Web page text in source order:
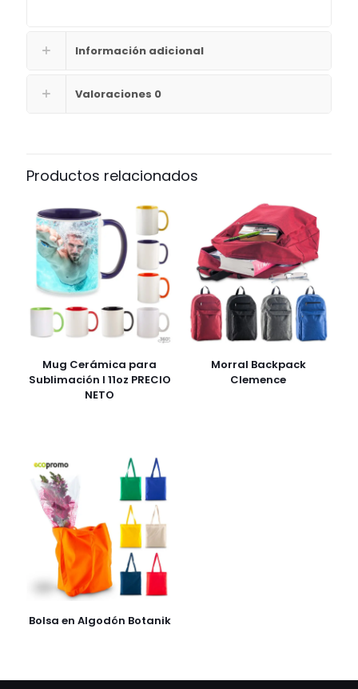
Información adicional
Valoraciones 0
Productos relacionados
Mug Cerámica para
Sublimación I 11oz PRECIO
NETO
Morral Backpack
Clemence
Bolsa en Algodón Botanik